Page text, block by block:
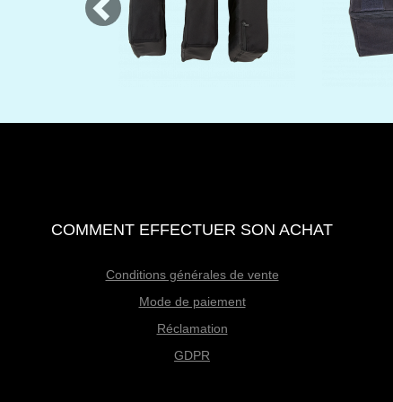
COMMENT EFFECTUER SON ACHAT
Conditions générales de vente
Mode de paiement
Réclamation
GDPR